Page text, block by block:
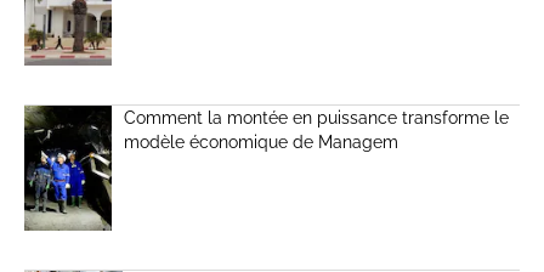
Comment la montée en puissance transforme le
modèle économique de Managem